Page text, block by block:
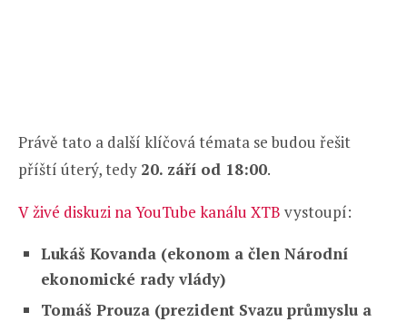
Právě tato a další klíčová témata se budou řešit
příští úterý, tedy 20. září od 18:00.
V živé diskuzi na YouTube kanálu XTB vystoupí:
Lukáš Kovanda (ekonom a člen Národní
ekonomické rady vlády)
Tomáš Prouza (prezident Svazu průmyslu a